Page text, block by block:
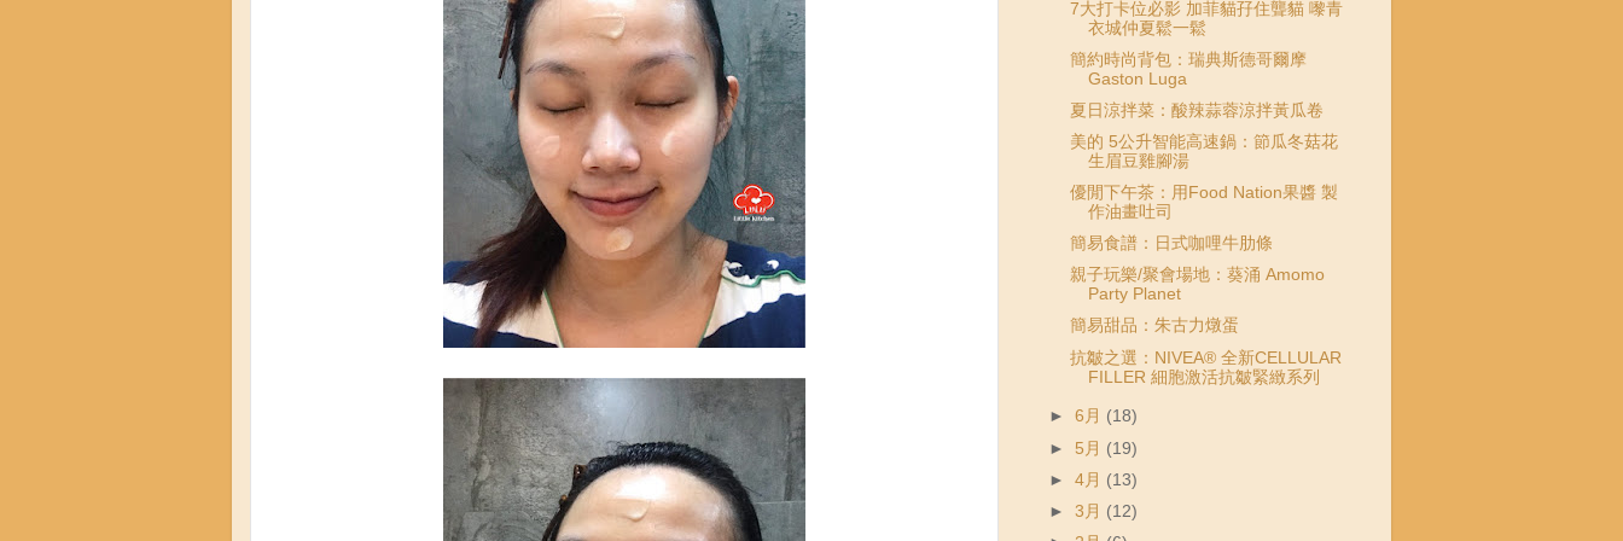
7大打卡位必影 加菲貓孖住聾貓 嚟青
衣城仲夏鬆一鬆
簡約時尚背包：瑞典斯德哥爾摩
Gaston Luga
夏日涼拌菜：酸辣蒜蓉涼拌黃瓜卷
美的 5公升智能高速鍋：節瓜冬菇花
生眉豆雞腳湯
優閒下午茶：用Food Nation果醬 製
作油畫吐司
簡易食譜：日式咖哩牛肋條
親子玩樂/聚會場地：葵涌 Amomo
Party Planet
簡易甜品：朱古力燉蛋
抗皺之選：NIVEA® 全新CELLULAR
FILLER 細胞激活抗皺緊緻系列
►6月 (18)
► 5月 (19)
►4月 (13)
►3月 (12)